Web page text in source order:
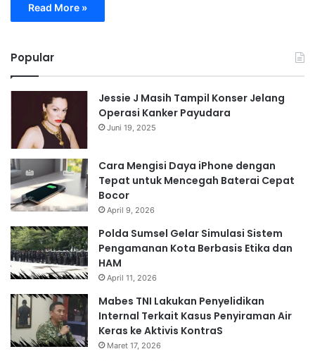
Read More »
Popular
Jessie J Masih Tampil Konser Jelang
Operasi Kanker Payudara
Juni 19, 2025
Cara Mengisi Daya iPhone dengan
Tepat untuk Mencegah Baterai Cepat
Bocor
April 9, 2026
Polda Sumsel Gelar Simulasi Sistem
Pengamanan Kota Berbasis Etika dan
HAM
April 11, 2026
Mabes TNI Lakukan Penyelidikan
Internal Terkait Kasus Penyiraman Air
Keras ke Aktivis KontraS
Maret 17, 2026